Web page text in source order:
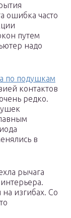
ошибка часто
путем
надо
по подушкам
контактов
редко.
в
рычага
изгибах. Со